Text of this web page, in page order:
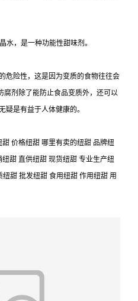
水，是一种功能性甜味剂。
危险性，这是因为变质的食物往往会
腐剂除了能防止食品变质外，还可以
疑是有益于人体健康的。
价格纽甜 哪里有卖的纽甜 品牌纽
甜 直供纽甜 现货纽甜 专业生产纽
甜 批发纽甜 食用纽甜 作用纽甜 用